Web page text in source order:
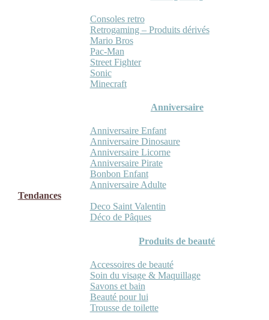
Consoles retro
Retrogaming – Produits dérivés
Mario Bros
Pac-Man
Street Fighter
Sonic
Minecraft
Anniversaire
Anniversaire Enfant
Anniversaire Dinosaure
Anniversaire Licorne
Anniversaire Pirate
Bonbon Enfant
Anniversaire Adulte
Tendances
Deco Saint Valentin
Déco de Pâques
Produits de beauté
Accessoires de beauté
Soin du visage & Maquillage
Savons et bain
Beauté pour lui
Trousse de toilette